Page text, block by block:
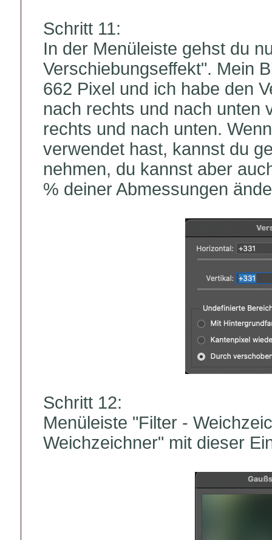
Schritt 11:
In der Menüleiste gehst du
Verschiebungseffekt". Mein
662 Pixel und ich habe den
nach rechts und nach unten
rechts und nach unten.
verwendet hast, kannst du
nehmen, du kannst aber
% deiner Abmessungen
Schritt 12:
Menüleiste "Filter -
Weichzeichner" mit dieser